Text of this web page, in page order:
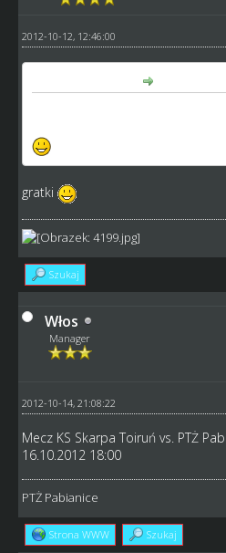
2012-10-12, 12:46:00
gratki
Szukaj
Włos
Manager
2012-10-14, 21:08:22
Mecz KS Skarpa Toiruń vs. PTŻ
16.10.2012 18:00
PTŻ Pabianice
Strona WWW Szukaj